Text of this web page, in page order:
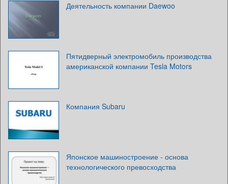
Деятельность компании Daewoo
Пятидверный электромобиль производства
американской компании Tesla Motors
Компания Subaru
Японское машиностроение - основа
технологического превосходства